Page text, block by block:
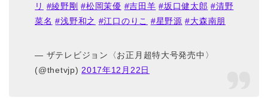
リ #綾野剛 #松岡茉優 #吉田羊 #坂口健太郎 #清野
菜名 #浅野和之 #江口のりこ #星野源 #大森南朋
— ザテレビジョン〈お正月超特大号発売中〉
(@thetvjp) 2017年12月22日